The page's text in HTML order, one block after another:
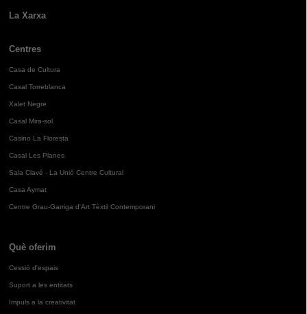
La Xarxa
Centres
Casa de Cultura
Casal Torreblanca
Xalet Negre
Casal Mira-sol
Casino La Floresta
Casal Les Planes
Sala Clavé - La Unió Centre Cultural
Casa Aymat
Centre Grau-Garriga d'Art Tèxtil Contemporani
Què oferim
Cessió d'espais
Suport a les entitats
Impuls a la creativitat